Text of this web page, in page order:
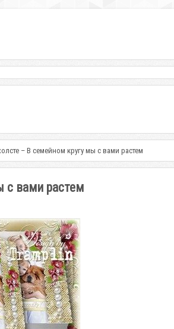
– В семейном кругу мы с вами растем
с вами растем